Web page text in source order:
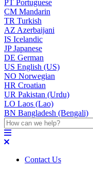
PT Portuguese
CM Mandarin
TR Turkish
AZ Azerbaijani
IS Icelandic
JPJapanese
DE German
US English (US)
NO Norwegian
HR Croatian
UR Pakistan (Urdu)
LO Laos (Lao)
BN Bangladesh (Bengali)
Contact Us